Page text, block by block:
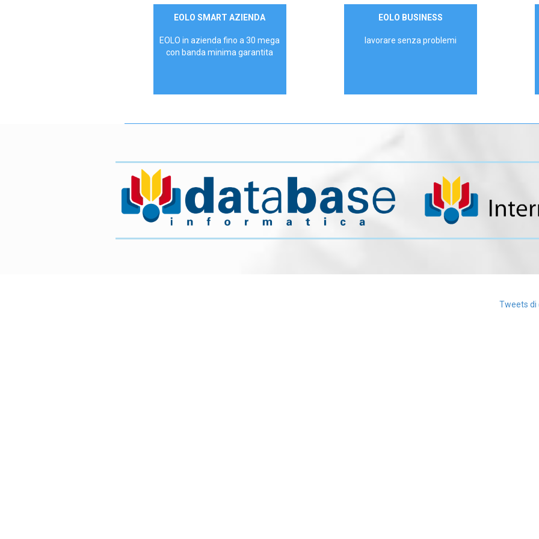
Contattaci
EOLO SMART AZIENDA
EOLO in azienda fino a 30 mega
con banda minima garantita
ContattaciEOLO BUSINESS
lavorare senza problemi
Tweets di